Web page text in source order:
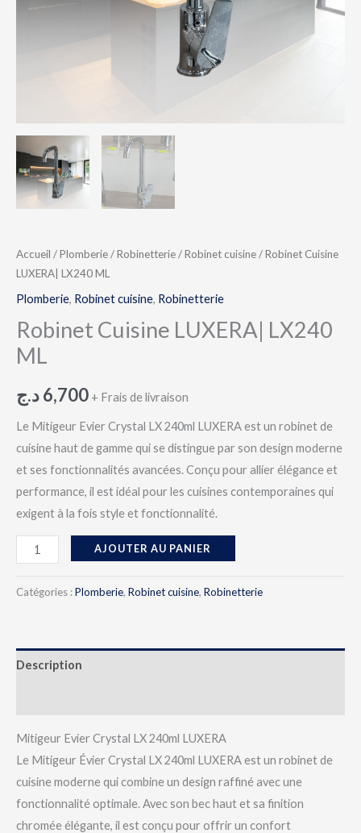
Accueil /Plomberie/Robinetterie/Robinet cuisine/ Robinet Cuisine
LUXERA| LX240 ML
Plomberie, Robinet cuisine, Robinetterie
Robinet Cuisine LUXERA| LX240
ML
6,700د.ج + Frais de livraison
Le Mitigeur Evier Crystal LX 240ml LUXERA est un robinet de
cuisine haut de gamme qui se distingue par son design moderne
et ses fonctionnalités avancées. Conçu pour allier élégance et
performance, il est idéal pour les cuisines contemporaines qui
exigent à la fois style et fonctionnalité.
AJOUTER AU PANIER
Catégories :Plomberie, Robinet cuisine, Robinetterie
Description
Mitigeur Evier Crystal LX 240ml LUXERA
Le Mitigeur Évier Crystal LX 240ml LUXERA est un robinet de
cuisine moderne qui combine un design raffiné avec une
fonctionnalité optimale. Avec son bec haut et sa finition
chromée élégante, il est conçu pour offrir un confort